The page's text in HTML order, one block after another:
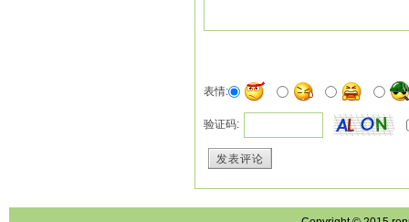
业，默默地无私奉献
整，后來她为此专门
字。而且，她是丈夫
要修改的地方，就及
表情:
验证码:
发表评论